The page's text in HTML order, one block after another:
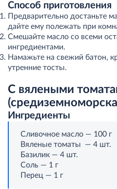
Способ приготовления
Предварительно достаньте
дайте ему полежать при
Смешайте масло со всеми
ингредиентами.
Намажьте на свежий батон,
утренние тосты.
С вялеными
Ингредиенты
Сливочное масло — 100 г
Вяленые томаты — 4 шт.
Базилик — 4 шт.
Соль — 1 г
Перец — 1 г